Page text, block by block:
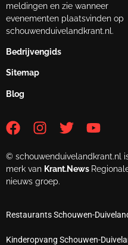
meldingen en zie wanneer
evenementen plaatsvinden op
schouwenduivelandkrant.nl.
Bedrijvengids
Sitemap
Blog
© schouwenduivelandkrant.nl
merk van Krant.News
nieuws groep.
Restaurants Schouwen-
Kinderopvang Schouwen-